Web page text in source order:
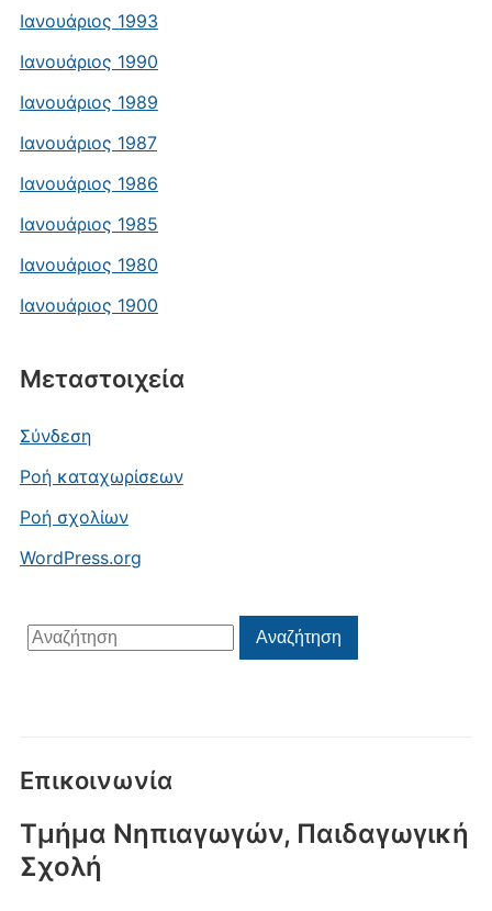
Ιανουάριος 1993
Ιανουάριος 1990
Ιανουάριος 1989
Ιανουάριος 1987
Ιανουάριος 1986
Ιανουάριος 1985
Ιανουάριος 1980
Ιανουάριος 1900
Μεταστοιχεία
Σύνδεση
Ροή καταχωρίσεων
Ροή σχολίων
WordPress.org
Αναζήτηση
για:
Αναζήτηση
Επικοινωνία
Τμήμα Νηπιαγωγών, Παιδαγωγική
Σχολή